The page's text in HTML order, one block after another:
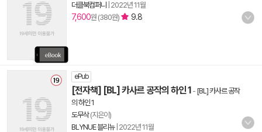
더클북컴퍼니
2022년 11월
7,600원 (380원) 9.8
ePub
[전자책] [BL] 카사르 공작의 하인 1 - [BL] 카사르 공작
의 하인 1
도무삭(지은이)
BLYNUE 블리뉴| 2022년 11월